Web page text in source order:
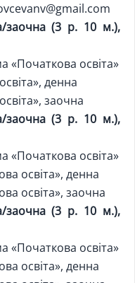
заочна (3 р. 10 м.),
«Початкова освіта»
денна
заочна
заочна (3 р. 10 м.),
«Початкова освіта»
освіта», денна
освіта», заочна
заочна (3 р. 10 м.),
«Початкова освіта»
освіта», денна